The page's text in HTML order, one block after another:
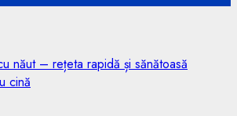
năut – rețeta rapidă și sănătoasă
cină